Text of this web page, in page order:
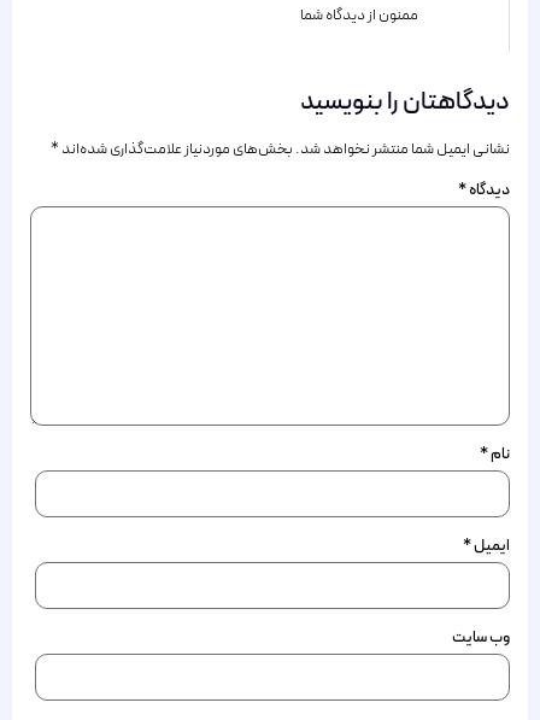
ممنون از دیدگاه شما
دیدگاهتان را بنویسید
نشانی ایمیل شما منتشر نخواهد شد. بخش‌های موردنیاز علامت‌گذاری شده‌اند *
دیدگاه*
نام*
ایمیل*
وب‌ سایت